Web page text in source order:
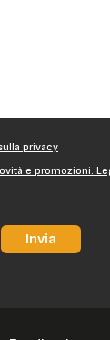
privacy
e promozioni.
Invia